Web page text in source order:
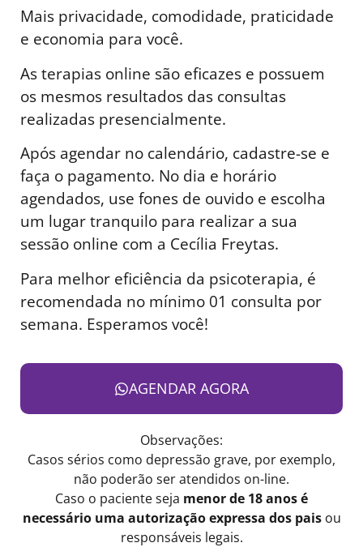
Mais privacidade, comodidade, praticidade
e economia para você.
As terapias online são eficazes e possuem
os mesmos resultados das consultas
realizadas presencialmente.
Após agendar no calendário, cadastre-se e
faça o pagamento. No dia e horário
agendados, use fones de ouvido e escolha
um lugar tranquilo para realizar a sua
sessão online com a Cecília Freytas.
Para melhor eficiência da psicoterapia, é
recomendada no mínimo 01 consulta por
semana. Esperamos você!
AGENDAR AGORA
Observações:
Casos sérios como depressão grave, por exemplo,
não poderão ser atendidos on-line.
Caso o paciente seja menor de 18 anos é
necessário uma autorização expressa dos paisou
responsáveis legais.